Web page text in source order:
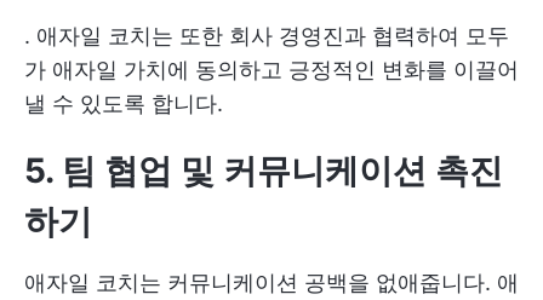
. 애자일 코치는 또한 회사 경영진과 협력하여 모두
가 애자일 가치에 동의하고 긍정적인 변화를 이끌어
낼 수 있도록 합니다.
5. 팀 협업 및 커뮤니케이션 촉진
하기
애자일 코치는 커뮤니케이션 공백을 없애줍니다. 애